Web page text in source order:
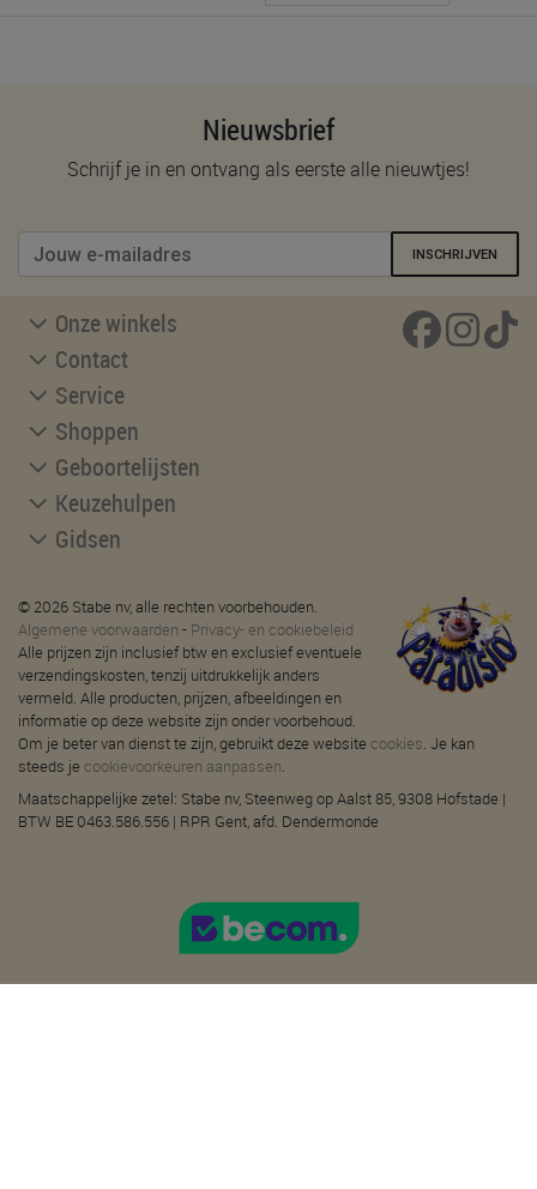
Nieuwsbrief
Schrijf je in en ontvang als eerste alle nieuwtjes!
INSCHRIJVEN
Onze winkels
Contact
Service
Shoppen
Geboortelijsten
Keuzehulpen
Gidsen
© 2026 Stabe nv, alle rechten voorbehouden.
Algemene voorwaarden - Privacy- en cookiebeleid
Alle prijzen zijn inclusief btw en exclusief eventuele
verzendingskosten, tenzij uitdrukkelijk anders
vermeld. Alle producten, prijzen, afbeeldingen en
informatie op deze website zijn onder voorbehoud.
Om je beter van dienst te zijn, gebruikt deze website cookies. Je kan
steeds je cookievoorkeuren aanpassen.
Maatschappelijke zetel: Stabe nv, Steenweg op Aalst 85, 9308 Hofstade |
BTW BE 0463.586.556 | RPR Gent, afd. Dendermonde